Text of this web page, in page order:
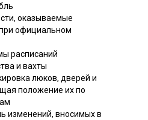
оказываемые
официальном
расписаний
и вахты
люков, дверей и
положение их по
изменений, вносимых в